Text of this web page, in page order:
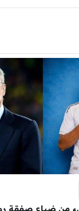
من ضياع صفقة